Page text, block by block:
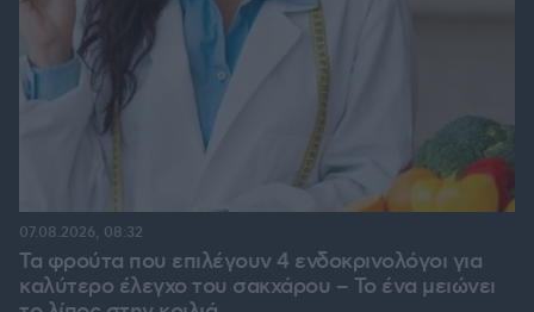
Τα φρούτα που επιλέγουν 4 ενδοκρινολόγοι για
καλύτερο έλεγχο του σακχάρου – Το ένα μειώνει
07.08.2026, 08:32